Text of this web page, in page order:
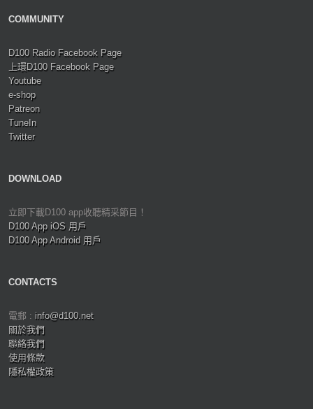
COMMUNITY
D100 Radio Facebook Page
上環D100 Facebook Page
Youtube
e-shop
Patreon
TuneIn
Twitter
DOWNLOAD
立即下載D100 app收聽精采節目！
D100 App iOS 用戶
D100 App Android 用戶
CONTACTS
電郵 : info@d100.net
關於我們
聯絡我們
使用條款
隱私權政策